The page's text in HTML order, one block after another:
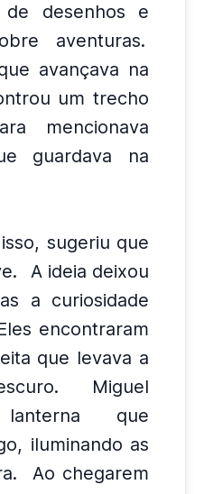
de desenhos e
aventuras.
avançava na
um trecho
mencionava
guardava na
sugeriu que
A ideia deixou
a curiosidade
encontraram
que levava a
Miguel
que
iluminando as
Ao chegarem